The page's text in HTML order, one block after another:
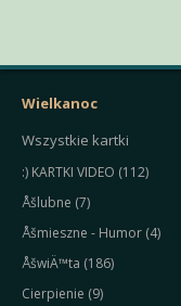
Wielkanoc
Wszystkie kartki
:) KARTKI VIDEO (112)
Åšlubne (7)
Åšmieszne - Humor (4)
ÅšwiÄ™ta (186)
Cierpienie (9)